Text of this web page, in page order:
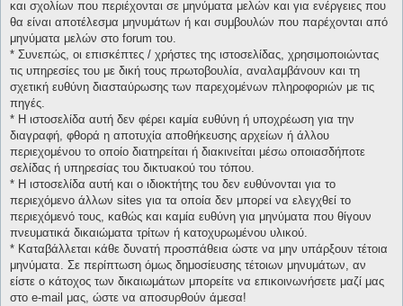
και σχολίων που περιέχονται σε μηνύματα μελών και για ενέργειες που
θα είναι αποτέλεσμα μηνυμάτων ή και συμβουλών που παρέχονται από
μηνύματα μελών στο forum του.
* Συνεπώς, οι επισκέπτες / χρήστες της ιστοσελίδας, χρησιμοποιώντας
τις υπηρεσίες του με δική τους πρωτοβουλία, αναλαμβάνουν και τη
σχετική ευθύνη διασταύρωσης των παρεχομένων πληροφοριών με τις
πηγές.
* H ιστοσελίδα αυτή δεν φέρει καμία ευθύνη ή υποχρέωση για την
διαγραφή, φθορά η αποτυχία αποθήκευσης αρχείων ή άλλου
περιεχομένου το οποίο διατηρείται ή διακινείται μέσω οποιασδήποτε
σελίδας ή υπηρεσίας του δικτυακού του τόπου.
* H ιστοσελίδα αυτή και ο ιδιοκτήτης του δεν ευθύνονται για το
περιεχόμενο άλλων sites για τα οποία δεν μπορεί να ελεγχθεί το
περιεχόμενό τους, καθώς και καμία ευθύνη για μηνύματα που θίγουν
πνευματικά δικαιώματα τρίτων ή κατοχυρωμένου υλικού.
* Καταβάλλεται κάθε δυνατή προσπάθεια ώστε να μην υπάρξουν τέτοια
μηνύματα. Σε περίπτωση όμως δημοσίευσης τέτοιων μηνυμάτων, αν
είστε ο κάτοχος των δικαιωμάτων μπορείτε να επικοινωνήσετε μαζί μας
στο e-mail μας, ώστε να αποσυρθούν άμεσα!